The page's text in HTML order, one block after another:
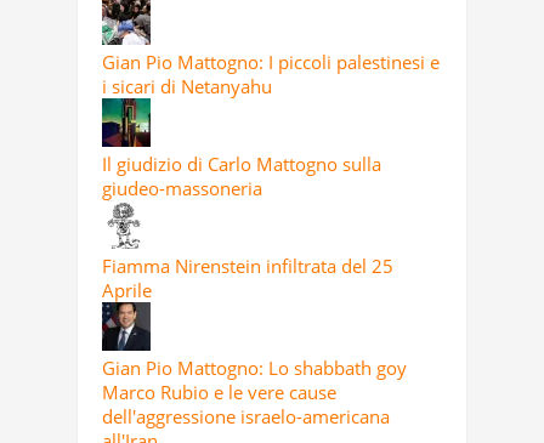
Gian Pio Mattogno: I piccoli palestinesi e
i sicari di Netanyahu
Il giudizio di Carlo Mattogno sulla
giudeo-massoneria
Fiamma Nirenstein infiltrata del 25
Aprile
Gian Pio Mattogno: Lo shabbath goy
Marco Rubio e le vere cause
dell'aggressione israelo-americana